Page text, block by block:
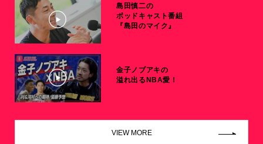
島田慎二の
ポッドキャスト番組
『島田のマイク』
金子ノブアキの
溢れ出るNBA愛！
VIEW MORE